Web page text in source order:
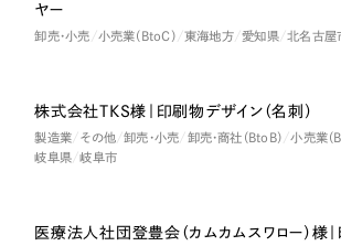
ヤー
卸売・小売 小売業（BtoC） 東海地方 愛知県 北名古屋
株式会社TKS様｜印刷物デザイン（名刺）
製造業 その他 卸売・小売 卸売・商社（BtoB） 小売業（
岐阜県
岐阜市
医療法人社団登豊会（カムカムスワロー）様